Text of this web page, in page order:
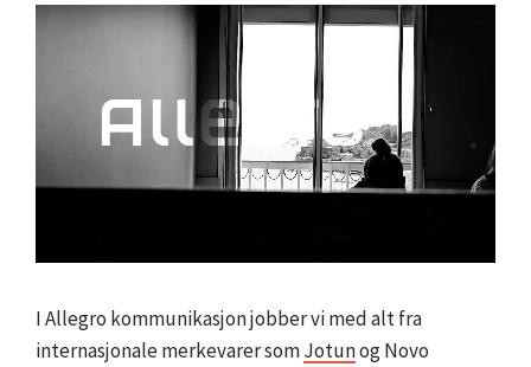
I Allegro kommunikasjon jobber vi med alt fra
internasjonale merkevarer somJotunog Novo